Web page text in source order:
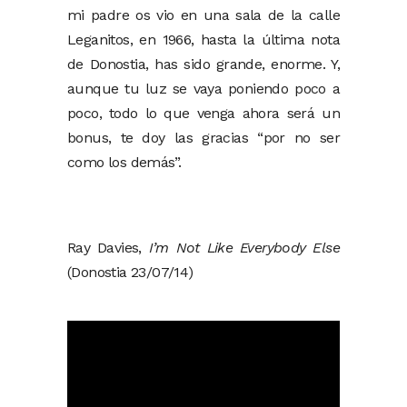
mi padre os vio en una sala de la calle
Leganitos, en 1966, hasta la última nota
de Donostia, has sido grande, enorme. Y,
aunque tu luz se vaya poniendo poco a
poco, todo lo que venga ahora será un
bonus, te doy las gracias “por no ser
como los demás”.
Ray Davies, I’m Not Like Everybody Else
(Donostia 23/07/14)